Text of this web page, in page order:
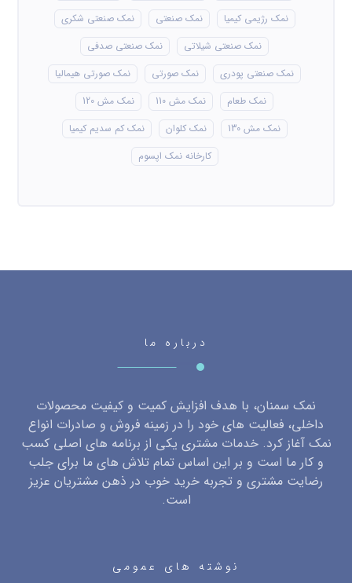
نمک رژیمی کیمیا
نمک صنعتی
نمک صنعتی شکری
نمک صنعتی شیلاتی
نمک صنعتی صدفی
نمک صنعتی پودری
نمک صورتی
نمک صورتی هیمالیا
نمک طعام
نمک مش 110
نمک مش 120
نمک مش 130
نمک کلوان
نمک کم سدیم کیمیا
کارخانه نمک اپسوم
درباره ما
نمک سمنان، با هدف افزایش کمیت و کیفیت محصولات
داخلی، فعالیت های خود را در زمینه فروش و صادرات انواع
نمک آغاز کرد. خدمات مشتری یکی از برنامه های اصلی کسب
و کار ما است و بر این اساس تمام تلاش های ما برای جلب
رضایت مشتری و تجربه خرید خوب در ذهن مشتریان عزیز
است.
نوشته های عمومی